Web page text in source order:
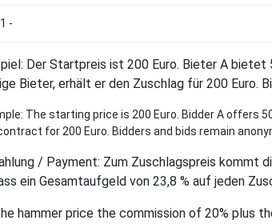
-
Der Startpreis ist 200 Euro. Bieter A
Bieter, erhält er den Zuschlag für 200 Euro.
The starting price is 200 Euro. Bidder A offers
for 200 Euro. Bidders and bids remain
/ Payment: Zum Zuschlagspreis kommt
ein Gesamtaufgeld von 23,8 % auf jeden
hammer price the commission of 20% plus